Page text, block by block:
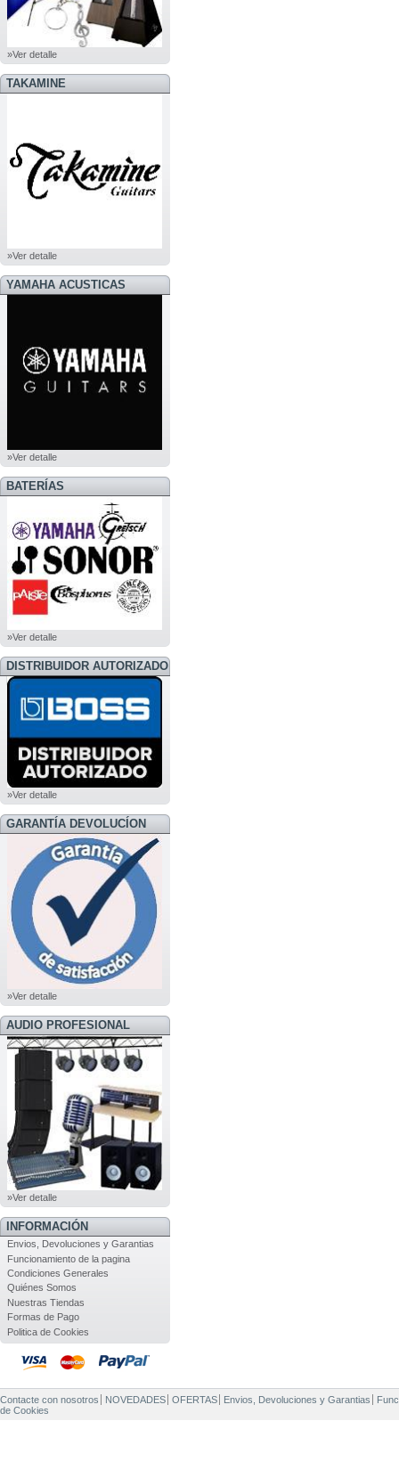
»Ver detalle
TAKAMINE
»Ver detalle
YAMAHA ACUSTICAS
»Ver detalle
BATERÍAS
»Ver detalle
DISTRIBUIDOR AUTORIZADO
BOSS
»Ver detalle
GARANTÍA DEVOLUCÍON
»Ver detalle
AUDIO PROFESIONAL
»Ver detalle
INFORMACIÓN
Envios, Devoluciones y Garantias
Funcionamiento de la pagina
Condiciones Generales
Quiénes Somos
Nuestras Tiendas
Formas de Pago
Politica de Cookies
Contacte con nosotros NOVEDADES OFERTAS Envios, Devoluciones y Garantias
de Cookies